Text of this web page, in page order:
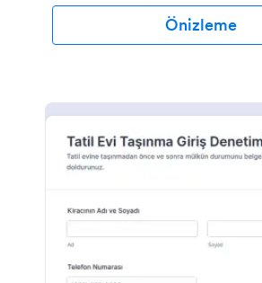
Önizleme